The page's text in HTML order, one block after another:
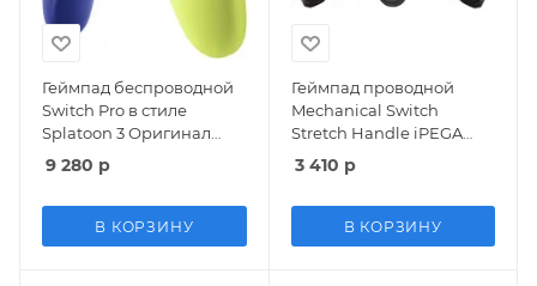
Геймпад беспроводной
Switch Pro в стиле
Splatoon 3 Оригинал
(Switch)
9 280 р
В КОРЗИНУ
Геймпад проводной
Mechanical Switch
Stretch Handle iPEGA
(PG-SW777S)
(Switch/Switch OLED)
3 410 р
В КОРЗИНУ